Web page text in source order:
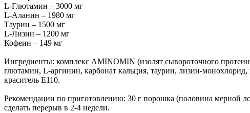
L-Глютамин – 3000 мг
L-Аланин – 1980 мг
Таурин – 1500 мг
L-Лизин – 1200 мг
Кофеин – 149 мг
Ингредиенты: комплекс AMINOMIN (изолят сывороточного
глютамин, L-аргинин, карбонат кальция, таурин, лизин-
краситель Е110.
Рекомендации по приготовлению: 30 г порошка (половина мерной
сделать перерыв в 2-4 недели.